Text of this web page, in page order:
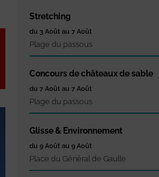
Stretching
du 3 Août au 7 Août
Plage du passous
Concours de châteaux de sable
du 7 Août au 7 Août
Plage du passous
Glisse & Environnement
du 9 Août au 9 Août
Place du Général de Gaulle